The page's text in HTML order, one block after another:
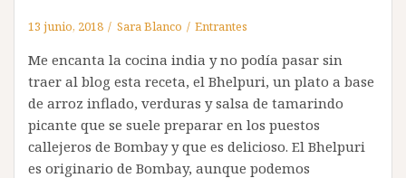
13 junio, 2018 Sara Blanco Entrantes
Me encanta la cocina india y no podía pasar sin
traer al blog esta receta, el Bhelpuri, un plato a base
de arroz inflado, verduras y salsa de tamarindo
picante que se suele preparar en los puestos
callejeros de Bombay y que es delicioso. El Bhelpuri
es originario de Bombay, aunque podemos